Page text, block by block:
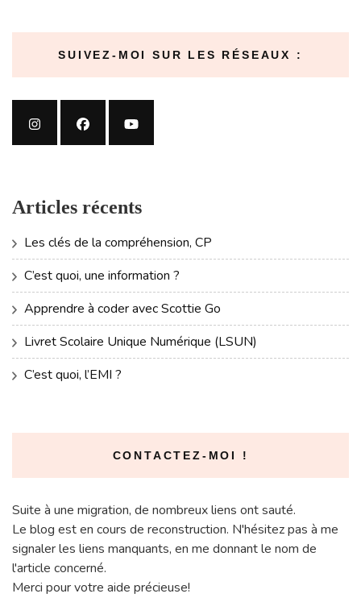
SUIVEZ-MOI SUR LES RÉSEAUX :
Articles récents
Les clés de la compréhension, CP
C’est quoi, une information ?
Apprendre à coder avec Scottie Go
Livret Scolaire Unique Numérique (LSUN)
C’est quoi, l’EMI ?
CONTACTEZ-MOI !
Suite à une migration, de nombreux liens ont sauté.
Le blog est en cours de reconstruction. N'hésitez pas à me
signaler les liens manquants, en me donnant le nom de
l'article concerné.
Merci pour votre aide précieuse!